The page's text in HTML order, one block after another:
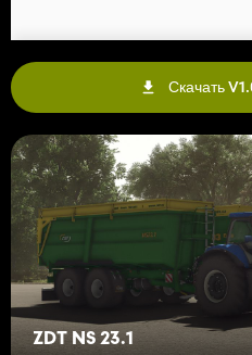
Скачать
ZDT NS 23.1